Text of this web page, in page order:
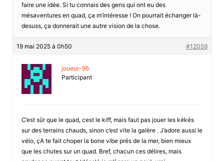
faire une idée. Si tu connais des gens qui ont eu des
mésaventures en quad, ça m’intéresse ! On pourrait échanger là-
desuss, ça donnerait une autre vision de la chose.
19 mai 2025 à 0h50 #12059
joueur-95
Participant
C’est sûr que le quad, cest le kiff, mais faut pas jouer les kékés
sur des terrains chauds, sinon c’est vite la galère . J’adore aussi le
vélo, çA te fait choper la bone vibe prés de la mer, bien mieux
que les chutes sur un quad. Bref, chacun ces délires, mais